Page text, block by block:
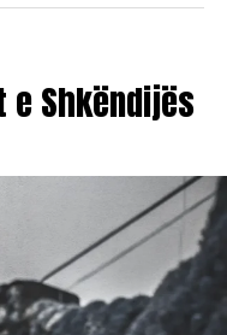
Shkëndijës